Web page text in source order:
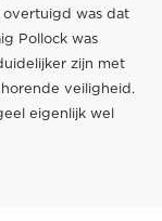
overtuigd was dat
Pollock was
zijn met
veiligheid.
eigenlijk wel